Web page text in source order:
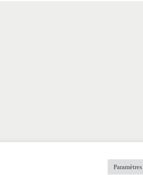
MENTIONS LEGALES FAQ
Paramètres